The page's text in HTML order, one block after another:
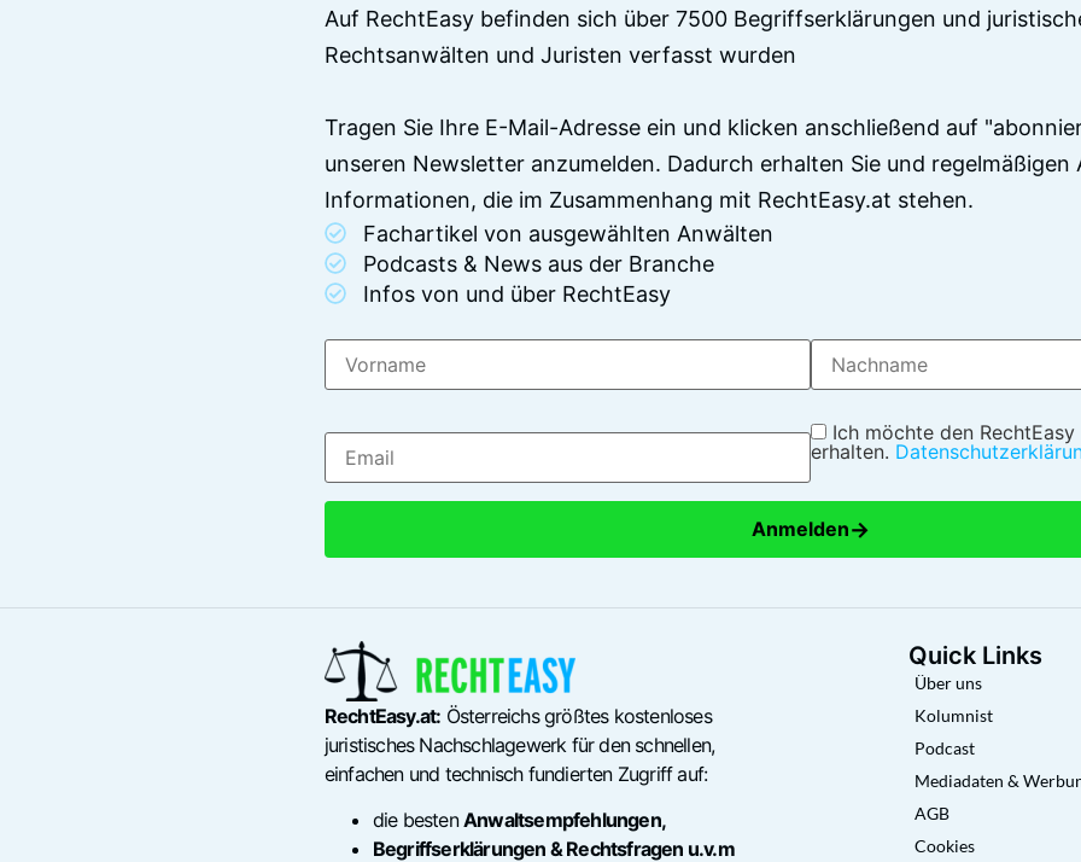
Auf RechtEasy befinden sich über 7500 Begriffserklärungen und
Rechtsanwälten und Juristen verfasst wurden
Tragen Sie Ihre E-Mail-Adresse ein und klicken anschließend auf
unseren Newsletter anzumelden. Dadurch erhalten Sie und regelmäßigen
Informationen, die im Zusammenhang mit RechtEasy.at stehen.
Fachartikel von ausgewählten Anwälten
Podcasts & News aus der Branche
Infos von und über RechtEasy
Ich möchte den
erhalten.
Anmelden→
RechtEasy.at: Österreichs größtes kostenloses
juristisches Nachschlagewerk für den schnellen,
einfachen und technisch fundierten Zugriff auf:
die bestenAnwaltsempfehlungen,
Begriffserklärungen & Rechtsfragen u.v.m
Quick Links
Über uns
Kolumnist
Podcast
Mediadaten &
AGB
Cookies